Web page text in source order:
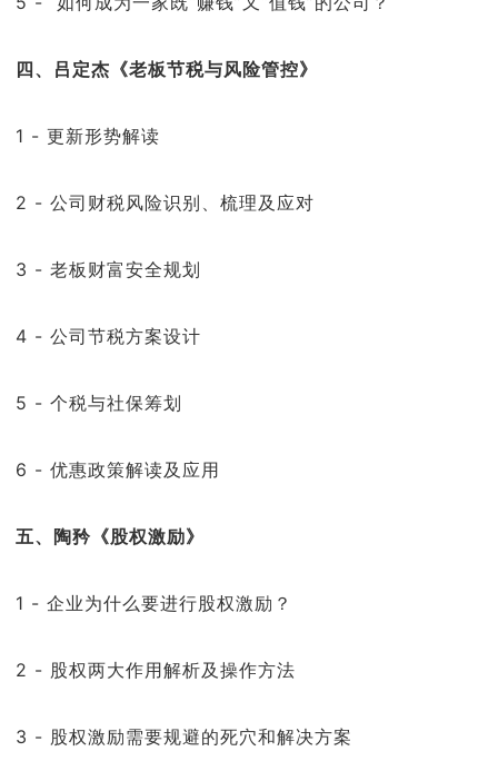
四、吕定杰《老板节税与风险管控》
1 - 更新形势解读
2 - 公司财税风险识别、梳理及应对
3 - 老板财富安全规划
4 - 公司节税方案设计
5 - 个税与社保筹划
6 - 优惠政策解读及应用
五、陶矜《股权激励》
1 - 企业为什么要进行股权激励？
2 - 股权两大作用解析及操作方法
3 - 股权激励需要规避的死穴和解决方案